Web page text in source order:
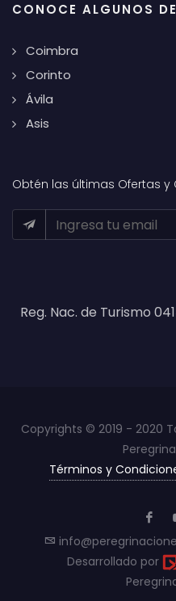
CONOCE ALGUNOS
Coimbra
Corinto
Ávila
Asis
Obtén las últimas Ofertas y
Reg. Nac. de Turismo
Copyrights © 2019 - 2020
Términos y
Desarrollado por